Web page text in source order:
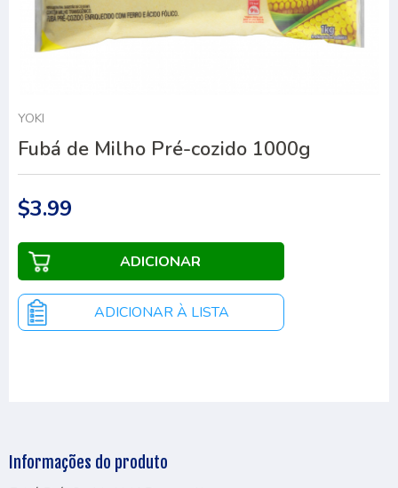
YOKI
Fubá de Milho Pré-cozido 1000g
$3.99
Informações do produto